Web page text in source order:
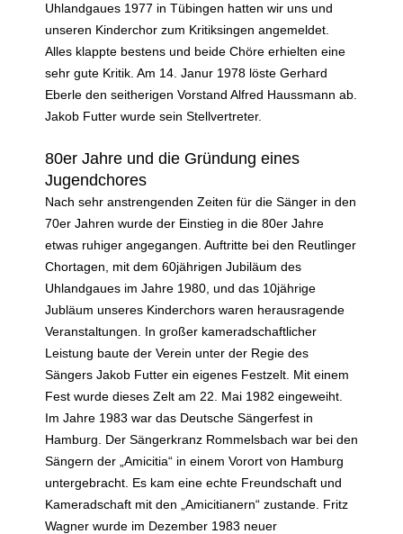
Uhlandgaues 1977 in Tübingen hatten wir uns und
unseren Kinderchor zum Kritiksingen angemeldet.
Alles klappte bestens und beide Chöre erhielten eine
sehr gute Kritik. Am 14. Janur 1978 löste Gerhard
Eberle den seitherigen Vorstand Alfred Haussmann ab.
Jakob Futter wurde sein Stellvertreter.
80er Jahre und die Gründung eines
Jugendchores
Nach sehr anstrengenden Zeiten für die Sänger in den
70er Jahren wurde der Einstieg in die 80er Jahre
etwas ruhiger angegangen. Auftritte bei den Reutlinger
Chortagen, mit dem 60jährigen Jubiläum des
Uhlandgaues im Jahre 1980, und das 10jährige
Jubläum unseres Kinderchors waren herausragende
Veranstaltungen. In großer kameradschaftlicher
Leistung baute der Verein unter der Regie des
Sängers Jakob Futter ein eigenes Festzelt. Mit einem
Fest wurde dieses Zelt am 22. Mai 1982 eingeweiht.
Im Jahre 1983 war das Deutsche Sängerfest in
Hamburg. Der Sängerkranz Rommelsbach war bei den
Sängern der „Amicitia“ in einem Vorort von Hamburg
untergebracht. Es kam eine echte Freundschaft und
Kameradschaft mit den „Amicitianern“ zustande. Fritz
Wagner wurde im Dezember 1983 neuer